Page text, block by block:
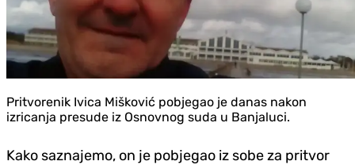
Pritvorenik Ivica Mišković pobjegao je danas nakon
izricanja presude iz Osnovnog suda u Banjaluci.
Kako saznajemo, on je pobjegao iz sobe za pritvor